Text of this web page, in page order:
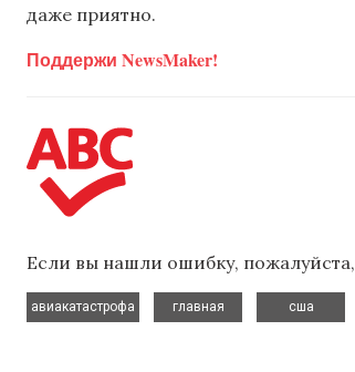
даже приятно.
Поддержи NewsMaker!
Если вы нашли ошибку,
авиакатастрофа
главная
сша